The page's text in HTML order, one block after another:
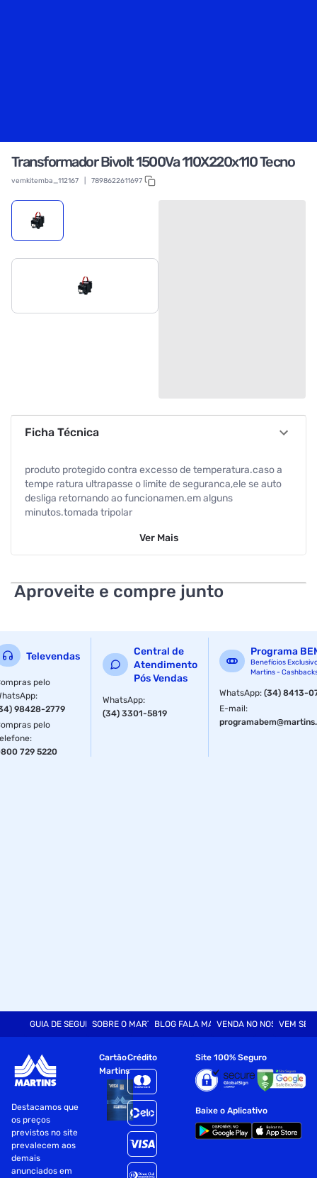
Transformador Bivolt 1500Va 110X220x110 Tecno
vemkitemba_112167 7898622611697
Ficha Técnica
produto protegido contra excesso de temperatura.caso a
tempe ratura ultrapasse o limite de seguranca,ele se auto
desliga retornando ao funcionamen.em alguns
minutos.tomada tripolar
Ver Mais
Aproveite e compre junto
Televendas
pelo
:
98428-2779
pelo
:
729 5220
Central de
Atendimento
Pós Vendas
WhatsApp:
(34) 3301-5819
Programa
Benefícios
Martins -
WhatsApp:(34) 8413-
E-mail:
GUIA DE SEGURANÇASOBRE O MARTINSBLOG FALA MARTVENDA NO NOSSO SITE
VEM SER
Destacamos que
os preços
previstos no site
prevalecem aos
demais
anunciados em
Cartão
Martins
Crédito Site 100% Seguro
Baixe o Aplicativo